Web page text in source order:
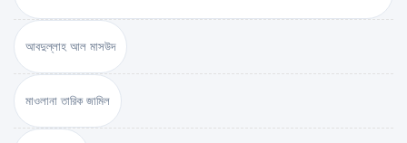
আবদুল্লাহ আল মাসউদ
মাওলানা তারিক জামিল